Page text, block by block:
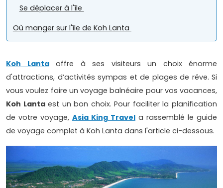
Se déplacer à l'île
Où manger sur l'île de Koh Lanta
Koh Lantaoffre à ses visiteurs un choix énorme
d'attractions, d’activités sympas et de plages de rêve. Si
vous voulez faire un voyage balnéaire pour vos vacances,
Koh Lantaest un bon choix. Pour faciliter la planification
de votre voyage, Asia King Travel a rassemblé le guide
de voyage complet à Koh Lanta dans l'article ci-dessous.